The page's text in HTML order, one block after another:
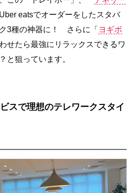
eatsでオーダーをしたスタバ
3種の神器に！ さらに「 ヨギボ
せたら最強にリラックスできるワ
と狙っています。
スで理想のテレワークスタイ